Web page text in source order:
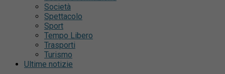
Società
Spettacolo
Sport
Tempo Libero
Trasporti
Turismo
Ultime notizie